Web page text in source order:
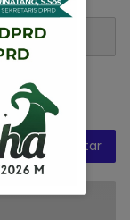
pada